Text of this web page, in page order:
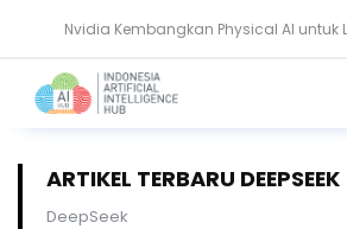
AMD Gandeng Core Scientific Bangun
ARTIKEL TERBARU DEEPSEEK
DeepSeek